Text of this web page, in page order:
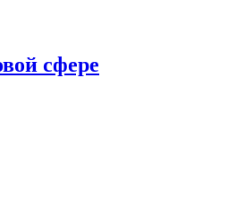
сфере